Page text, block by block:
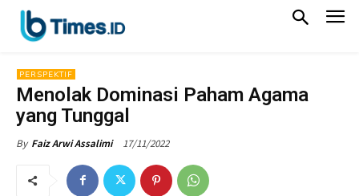
PERSPEKTIF
Menolak Dominasi Paham Agama
yang Tunggal
By Faiz Arwi Assalimi 17/11/2022